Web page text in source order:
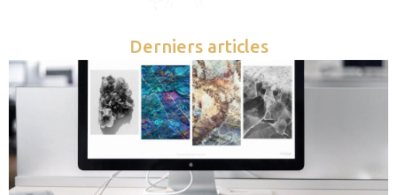
Derniers articles